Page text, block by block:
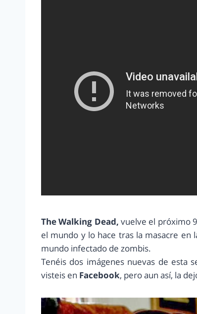
The Walking Dead, vuelve el próximo
el mundo y lo hace tras la masacre en
mundo infectado de zombis.
Tenéis dos imágenes nuevas de esta
visteis en Facebook, pero aun así, la